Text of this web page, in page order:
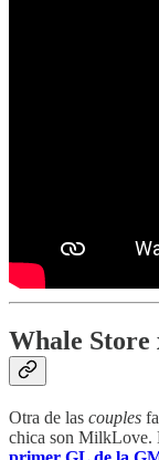
Whale Store
Otra de las couples
chica son MilkLove.